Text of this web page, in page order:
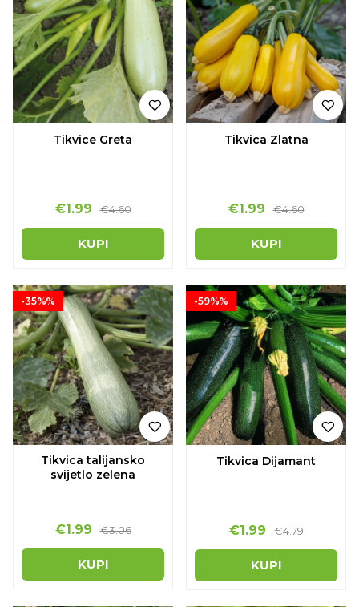
Tikvice Greta
€1.99 €4.60
KUPI
Tikvica Zlatna
€1.99 €4.60
KUPI
-35%%
Tikvica talijansko
svijetlo zelena
€1.99 €3.06
KUPI
-59%%
Tikvica Dijamant
€1.99 €4.79
KUPI